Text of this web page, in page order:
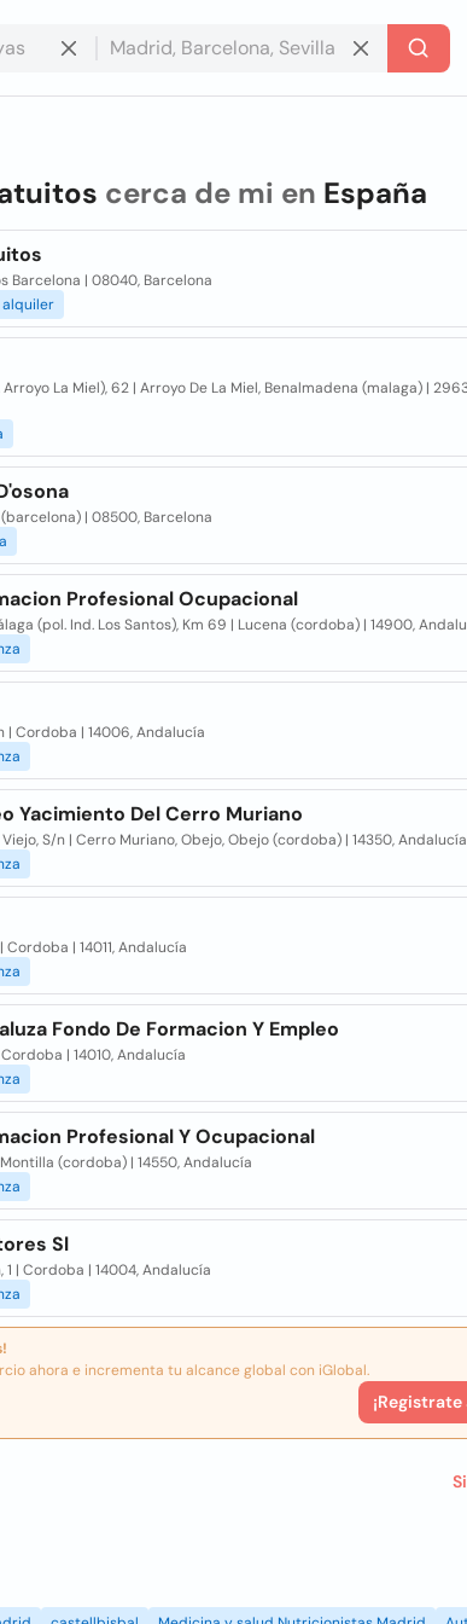
cerca de mi en España
Barcelona | 08040, Barcelona
alquiler
La Miel), 62 | Arroyo De La Miel, Benalmadena (malaga) |
| 08500, Barcelona
Profesional Ocupacional
(pol. Ind. Los Santos), Km 69 | Lucena (cordoba) | 14900,
| Cordoba | 14006, Andalucía
Yacimiento Del Cerro Muriano
S/n | Cerro Muriano, Obejo, Obejo (cordoba) | 14350, Andalucía
Cordoba | 14011, Andalucía
Fondo De Formacion Y Empleo
| 14010, Andalucía
Profesional Y Ocupacional
Montilla (cordoba) | 14550, Andalucía
Sl
1 | Cordoba | 14004, Andalucía
ahora e incrementa tu alcance global con iGlobal.